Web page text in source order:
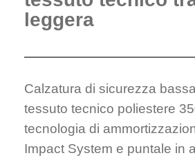
leggera
Calzatura di sicurezza
tessuto tecnico poliestere
tecnologia di
Impact System e puntale in